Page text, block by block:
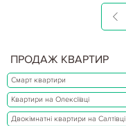
ПРОДАЖ КВАРТИР
Смарт квартири
Квартири на Олексіївці
Двокімнатні квартири на Салтівці